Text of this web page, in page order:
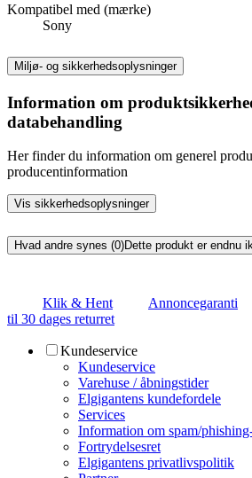
Kompatibel med (mærke)
Sony
Miljø- og sikkerhedsoplysninger
Information om
databehandling
Her finder du information om generel
producentinformation
Vis sikkerhedsoplysninger
Hvad andre synes (0)Dette produkt er endnu
Klik & Hent Annoncegaranti
til 30 dages returret
Kundeservice
Kundeservice
Varehuse / åbningstider
Elgigantens kundefordele
Services
Information om spam/
Fortrydelsesret
Elgigantens privatlivspolitik